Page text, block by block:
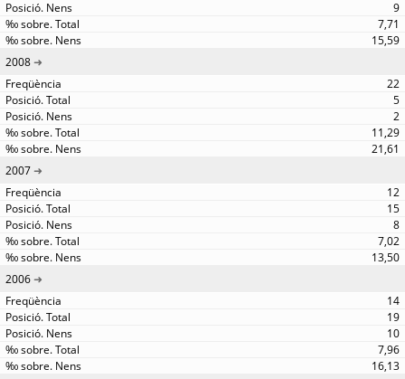
9
7,71
15,59
2008
22
5
2
11,29
21,61
2007
12
15
8
7,02
13,50
2006
14
19
10
7,96
16,13